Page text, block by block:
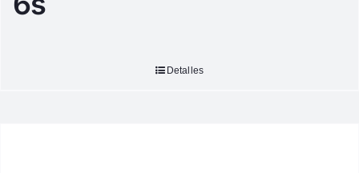
Detalles